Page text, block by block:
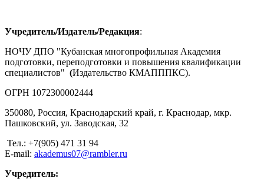
Учредитель/Издатель/Редакция:
НОЧУ ДПО "Кубанская многопрофильная Академия
подготовки, переподготовки и повышения квалификации
специалистов" (Издательство КМАПППКС).
ОГРН 1072300002444
350080, Россия, Краснодарский край, г. Краснодар, мкр.
Пашковский, ул. Заводская, 32
Тел.: +7(905) 471 31 94
E-mail: akademus07@rambler.ru
Учредитель: